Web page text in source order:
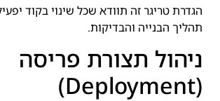
הגדרת טריגר זה תוודא שכל שינוי בקוד
תהליך הבנייה והבדיקות.
ניהול תצורת פריסה
(Deployment)